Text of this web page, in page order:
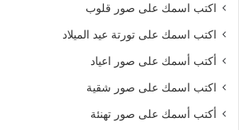
اكتب اسمك على صور قلوب
اكتب اسمك على تورتة عيد الميلاد
أكتب أسمك على صور اعياد
اكتب اسمك على صور شقية
أكتب أسمك على صور تهنئة